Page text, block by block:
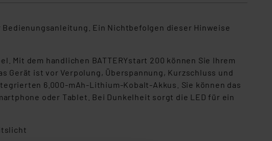
Ein Nichtbefolgen dieser Hinweise
Mit dem handlichen BATTERYstart 200 können Sie Ihrem
Gerät ist vor Verpolung, Überspannung, Kurzschluss und
6.000-mAh-Lithium-Kobalt-Akkus. Sie können das
oder Tablet. Bei Dunkelheit sorgt die LED für ein